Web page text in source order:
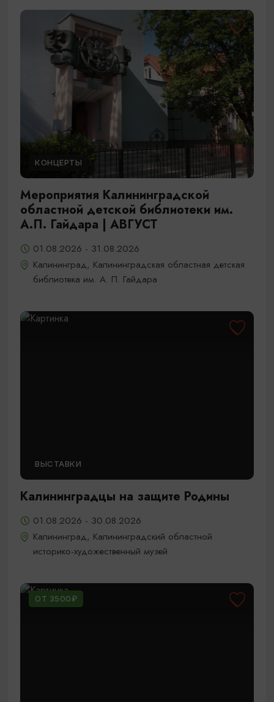
КОНЦЕРТЫ
Мероприятия Калининградской
областной детской библиотеки им.
А.П. Гайдара | АВГУСТ
01.08.2026 - 31.08.2026
Калининград, Калининградская областная детская
библиотека им. А. П. Гайдара
ВЫСТАВКИ
Калининградцы на защите Родины
01.08.2026 - 30.08.2026
Калининград, Калининградский областной
историко-художественный музей
ОТ 3500₽